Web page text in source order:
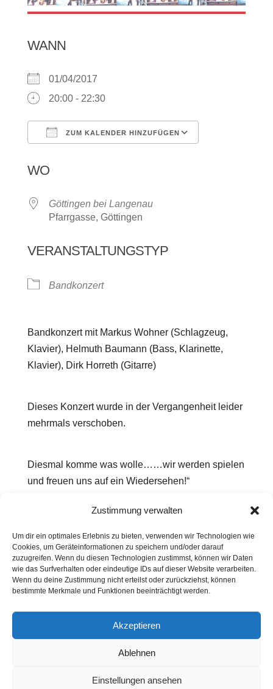
Zustimmung verwalten
Um dir ein optimales Erlebnis zu bieten, verwenden wir Technologien wie
Cookies, um Geräteinformationen zu speichern und/oder darauf
zuzugreifen. Wenn du diesen Technologien zustimmst, können wir Daten
wie das Surfverhalten oder eindeutige IDs auf dieser Website verarbeiten.
Wenn du deine Zustimmung nicht erteilst oder zurückziehst, können
bestimmte Merkmale und Funktionen beeinträchtigt werden.
Akzeptieren
Ablehnen
Einstellungen ansehen
WANN
01/04/2017
20:00 - 22:30
ZUM KALENDER HINZUFÜGEN
WO
Göttingen bei Langenau
Pfarrgasse, Göttingen
VERANSTALTUNGSTYP
Bandkonzert
Bandkonzert mit Markus Wohner (Schlagzeug,
Klavier), Helmuth Baumann (Bass, Klarinette,
Klavier), Dirk Horreth (Gitarre)
Dieses Konzert wurde in der Vergangenheit leider
mehrmals verschoben.
Diesmal komme was wolle……wir werden spielen
und freuen uns auf ein Wiedersehen!“
54 / 9 62 21 60
Kontakt Presse Impressum
Haftung
Widerruf
© Copyright 2024 by www.vivid-curls.de - All rights